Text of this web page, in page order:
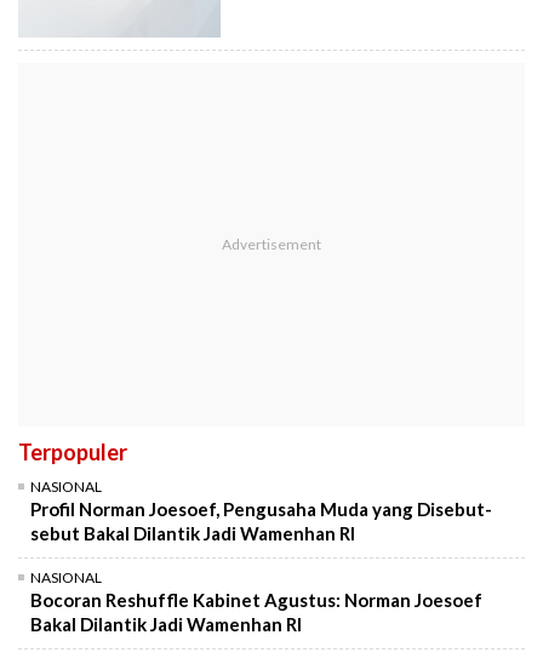
Terpopuler
NASIONAL
Profil Norman Joesoef, Pengusaha Muda yang Disebut-
sebut Bakal Dilantik Jadi Wamenhan RI
NASIONAL
Bocoran Reshuffle Kabinet Agustus: Norman Joesoef
Bakal Dilantik Jadi Wamenhan RI